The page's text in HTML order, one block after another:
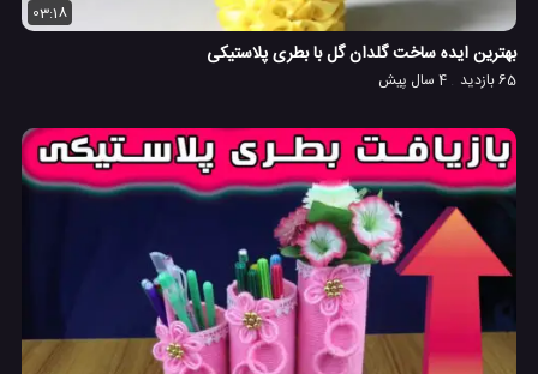
03:18
بهترین ایده ساخت گلدان گل با بطری پلاستیکی
65 بازدید 4 سال پیش